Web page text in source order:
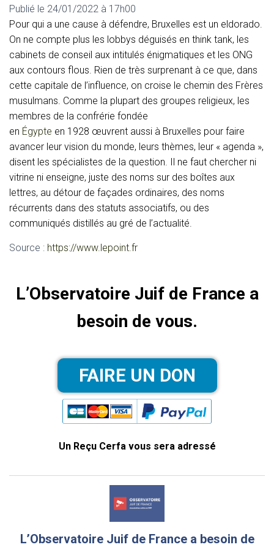
Publié le 24/01/2022 à 17h00
Pour qui a une cause à défendre, Bruxelles est un eldorado.
On ne compte plus les lobbys déguisés en think tank, les
cabinets de conseil aux intitulés énigmatiques et les ONG
aux contours flous. Rien de très surprenant à ce que, dans
cette capitale de l’influence, on croise le chemin des Frères
musulmans. Comme la plupart des groupes religieux, les
membres de la confrérie fondée
en Égypte en 1928 œuvrent aussi à Bruxelles pour faire
avancer leur vision du monde, leurs thèmes, leur « agenda »,
disent les spécialistes de la question. Il ne faut chercher ni
vitrine ni enseigne, juste des noms sur des boîtes aux
lettres, au détour de façades ordinaires, des noms
récurrents dans des statuts associatifs, ou des
communiqués distillés au gré de l’actualité.
Source : https://www.lepoint.fr
L’Observatoire Juif de France a
besoin de vous.
Un Reçu Cerfa vous sera adressé
L’Observatoire Juif de France a besoin de